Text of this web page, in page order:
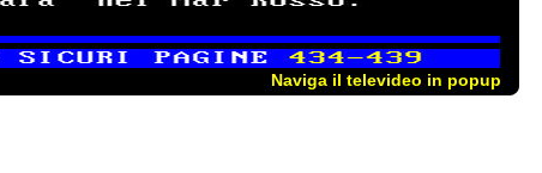
Naviga il televideo in popup